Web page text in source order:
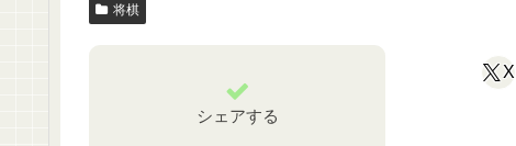
将棋
シェアする
X